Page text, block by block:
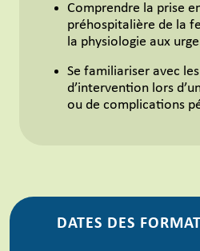
Comprendre la prise
préhospitalière de la
la physiologie aux
Se familiariser avec
d’intervention lors
ou de complications
DATES DES